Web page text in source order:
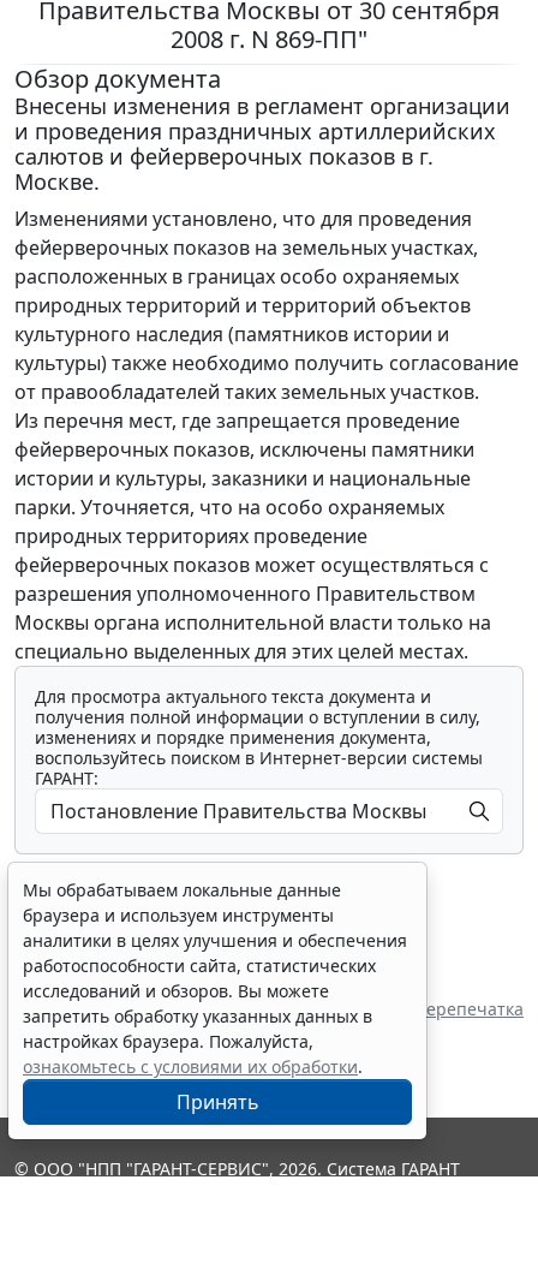
Правительства Москвы от 30 сентября
2008 г. N 869-ПП"
Обзор документа
Внесены изменения в регламент организации
и проведения праздничных артиллерийских
салютов и фейерверочных показов в г.
Москве.
Изменениями установлено, что для проведения
фейерверочных показов на земельных участках,
расположенных в границах особо охраняемых
природных территорий и территорий объектов
культурного наследия (памятников истории и
культуры) также необходимо получить согласование
от правообладателей таких земельных участков.
Из перечня мест, где запрещается проведение
фейерверочных показов, исключены памятники
истории и культуры, заказники и национальные
парки. Уточняется, что на особо охраняемых
природных территориях проведение
фейерверочных показов может осуществляться с
разрешения уполномоченного Правительством
Москвы органа исполнительной власти только на
специально выделенных для этих целей местах.
Для просмотра актуального текста документа и
получения полной информации о вступлении в силу,
изменениях и порядке применения документа,
воспользуйтесь поиском в Интернет-версии системы
ГАРАНТ:
Показать все материалы
Перепечатка
Мы обрабатываем локальные данные
браузера и используем инструменты
аналитики в целях улучшения и обеспечения
работоспособности сайта, статистических
исследований и обзоров. Вы можете
запретить обработку указанных данных в
настройках браузера. Пожалуйста,
ознакомьтесь с условиями их обработки.
Принять
© ООО "НПП "ГАРАНТ-СЕРВИС", 2026. Система ГАРАНТ